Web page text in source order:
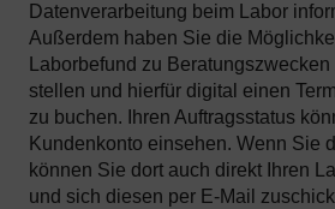
Datenverarbeitung beim Labor
Außerdem haben Sie die
Laborbefund zu
stellen und hierfür digital einen
zu buchen. Ihren Auftragsstatus
Kundenkonto einsehen. Wenn Sie
können Sie dort auch direkt Ihren
und sich diesen per E-Mail